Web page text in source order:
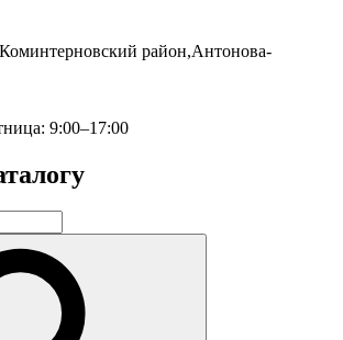
район,Антонова-
9:00–17:00